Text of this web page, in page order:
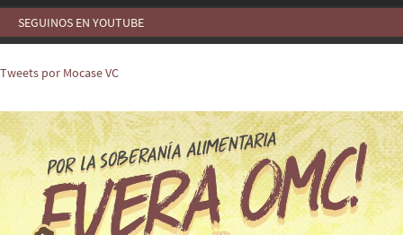
SEGUINOS EN YOUTUBE
Tweets por Mocase VC